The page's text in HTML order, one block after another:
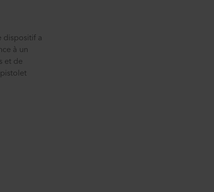
dispositif a
à un
et de